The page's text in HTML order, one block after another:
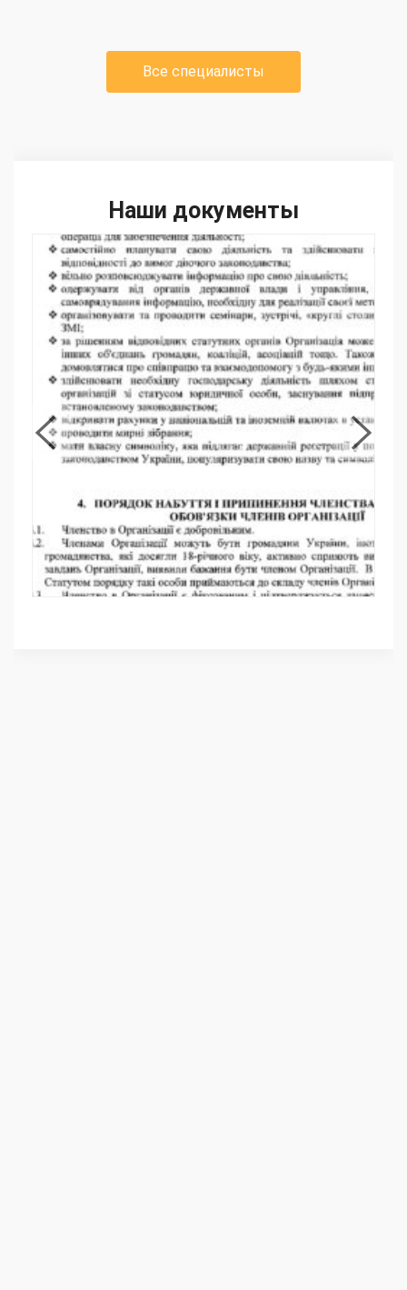
Все специалисты
Наши документы